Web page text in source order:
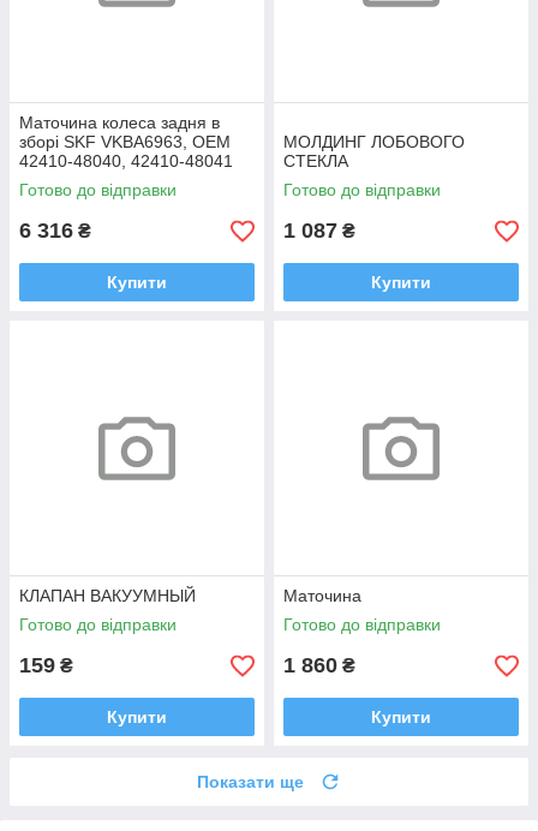
Маточина колеса задня в
зборі SKF VKBA6963, OEM
42410-48040, 42410-48041
Highlander, RX
Готово до відправки
6 316 ₴
Купити
МОЛДИНГ ЛОБОВОГО
СТЕКЛА
Готово до відправки
1 087 ₴
Купити
КЛАПАН ВАКУУМНЫЙ
Готово до відправки
159 ₴
Купити
Маточина
Готово до відправки
1 860 ₴
Купити
Показати ще